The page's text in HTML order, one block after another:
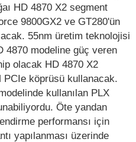
HD 4870 X2 segment
9800GX2 ve GT280'ün
55nm üretim teknolojisi
4870 modeline güç veren
olacak HD 4870 X2
PCIe köprüsü kullanacak.
kullanılan PLX
Öte yandan
performansı için
yapılanması üzerinde